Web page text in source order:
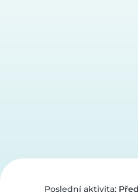
Poslední aktivita: